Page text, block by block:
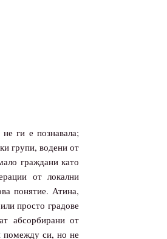
ги е познавала;
групи, водени от
граждани като
от локални
понятие. Атина,
просто градове
абсорбирани от
помежду си, но не